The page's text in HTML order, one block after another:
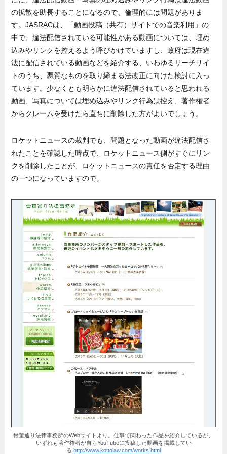
の拡散を助長することになるので、倫理的には問題がありま
す。JASRACは、「動画投稿（共有）サイトでの音楽利用」の
中で、違法配信されている可能性がある動画については、埋め
込みやリンクを控えるよう呼びかけていますし、政府は現在違
法に配信されている動画などを紹介する、いわゆるリーチサイ
トのうち、悪質なものを取り締まる法改正に向けた検討に入っ
ています。少なくとも明らかに違法配信されていると思われる
動画、写真については埋め込みやリンク行為は控え、著作権者
からクレームを受けたら直ちに削除した方がよいでしょう。
ロケットニュースの裁判でも、問題となった動画が違法配信さ
れたことを確認した時点で、ロケットニュース側がすぐにリン
クを削除したことが、ロケットニュースの責任を否定する理由
の一つになっていますので。
骨董通り法律事務所のWebサイトより。仕事で関わった作品を紹介しているが、
いずれも著作権者が自らYouTubeに投稿した動画を掲載してい
る http://www.kottolaw.com/works.html